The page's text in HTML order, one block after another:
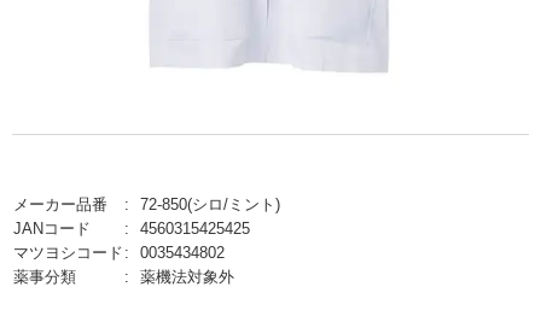
メーカー品番
72-850(シロ/ミント)
JANコード
4560315425425
マツヨシコード
0035434802
薬事分類
薬機法対象外